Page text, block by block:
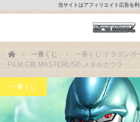
当サイトはアフィリエイト広告を
ホーム 一番くじ
一番くじ ドラゴンボ
FILM C賞 MASTERLISE メタルクウラ
一番くじ